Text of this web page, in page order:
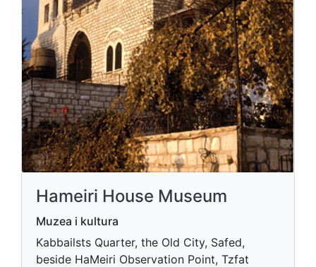
Hameiri House Museum
Muzea i kultura
Kabbailsts Quarter, the Old City, Safed,
beside HaMeiri Observation Point, Tzfat